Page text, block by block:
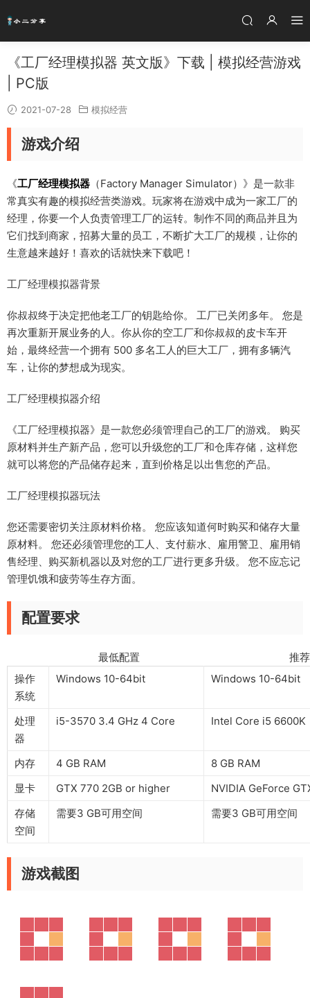
《工厂经理模拟器 英文版》下载 | 模拟经营游戏
| PC版
2021-07-28 模拟经营
游戏介绍
《工厂经理模拟器 （Factory Manager Simulator）》是一款非
常真实有趣的模拟经营类游戏。玩家将在游戏中成为一家工厂的
经理，你要一个人负责管理工厂的运转。制作不同的商品并且为
它们找到商家，招募大量的员工，不断扩大工厂的规模，让你的
生意越来越好！喜欢的话就快来下载吧！
工厂经理模拟器背景
你叔叔终于决定把他老工厂的钥匙给你。 工厂已关闭多年。 您是
再次重新开展业务的人。你从你的空工厂和你叔叔的皮卡车开
始，最终经营一个拥有 500 多名工人的巨大工厂，拥有多辆汽
车，让你的梦想成为现实。
工厂经理模拟器介绍
《工厂经理模拟器》是一款您必须管理自己的工厂的游戏。 购买
原材料并生产新产品，您可以升级您的工厂和仓库存储，这样您
就可以将您的产品储存起来，直到价格足以出售您的产品。
工厂经理模拟器玩法
您还需要密切关注原材料价格。 您应该知道何时购买和储存大量
原材料。 您还必须管理您的工人、支付薪水、雇用警卫、雇用销
售经理、购买新机器以及对您的工厂进行更多升级。 您不应忘记
管理饥饿和疲劳等生存方面。
配置要求
最低配置 推荐配
操作
系统
Windows 10-64bit Windows 10-64bit
处理
器
i5-3570 3.4 GHz 4 Core Intel Core i5 6600K
内存 4 GB RAM
8 GB RAM
显卡
GTX 770 2GB or higher
NVIDIA GeForce
存储
空间
需要3 GB可用空间 需要3 GB可用空间
游戏截图